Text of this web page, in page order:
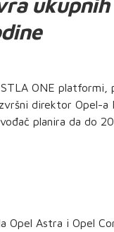
ONE platformi,
direktor Opel-a
planira da do
Opel Astra i Opel